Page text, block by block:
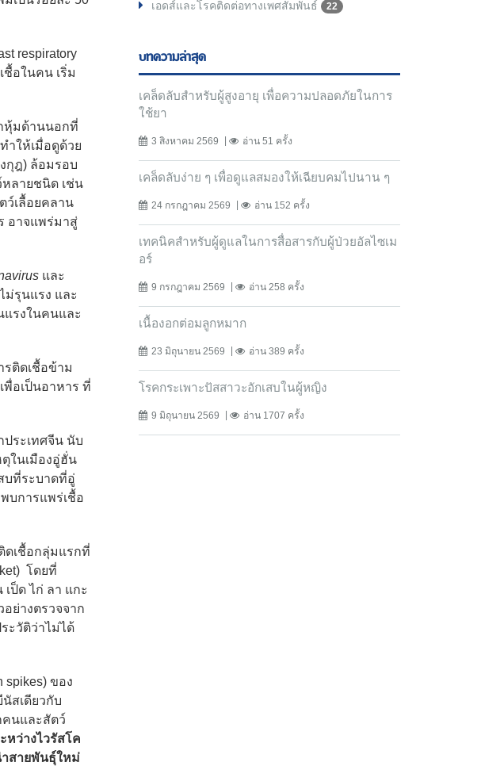
respiratory
ชื้อในคน เริ่ม
หุ้มด้านนอกที่
ำให้เมื่อดูด้วย
กุฎ) ล้อมรอบ
ลายชนิด เช่น
ว์เลื้อยคลาน
อาจแพร่มาสู่
และ
ม่รุนแรง และ
แรงในคนและ
ติดเชื้อข้าม
อเป็นอาหาร ที่
ระเทศจีน นับ
ในเมืองอู่ฮั่น
บที่ระบาดที่อู่
บการแพร่เชื้อ
เชื้อกลุ่มแรกที่
โดยที่
ป็ด ไก่ ลา แกะ
ย่างตรวจจาก
ะวัติว่าไม่ได้
ของ
นัสเดียวกับ
คนและสัตว์
หว่างไวรัสโค
าสายพันธุ์ใหม่
เอดส์และโรคติดต่อทางเพศสัมพันธ์ 22
บทความล่าสุด
เคล็ดลับสำหรับผู้สูงอายุ เพื่อความปลอดภัยในการ
ใช้ยา
3 สิงหาคม 2569 อ่าน 51 ครั้ง
เคล็ดลับง่าย ๆ เพื่อดูแลสมองให้เฉียบคมไปนาน ๆ
24 กรกฎาคม 2569 อ่าน 152 ครั้ง
เทคนิคสำหรับผู้ดูแลในการสื่อสารกับผู้ป่วยอัลไซเม
อร์
9 กรกฎาคม 2569 อ่าน 258 ครั้ง
เนื้องอกต่อมลูกหมาก
23 มิถุนายน 2569 อ่าน 389 ครั้ง
โรคกระเพาะปัสสาวะอักเสบในผู้หญิง
9 มิถุนายน 2569 อ่าน 1707 ครั้ง